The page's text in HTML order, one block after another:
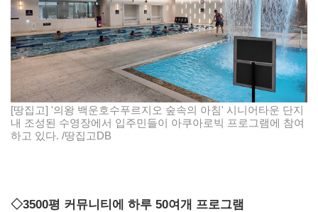
[땅집고] '의왕 백운호수푸르지오 숲속의 아침' 시니어타운 단지
내 조성된 수영장에서 입주민들이 아쿠아로빅 프로그램에 참여
하고 있다. /땅집고DB
◇3500평 커뮤니티에 하루 50여개 프로그램